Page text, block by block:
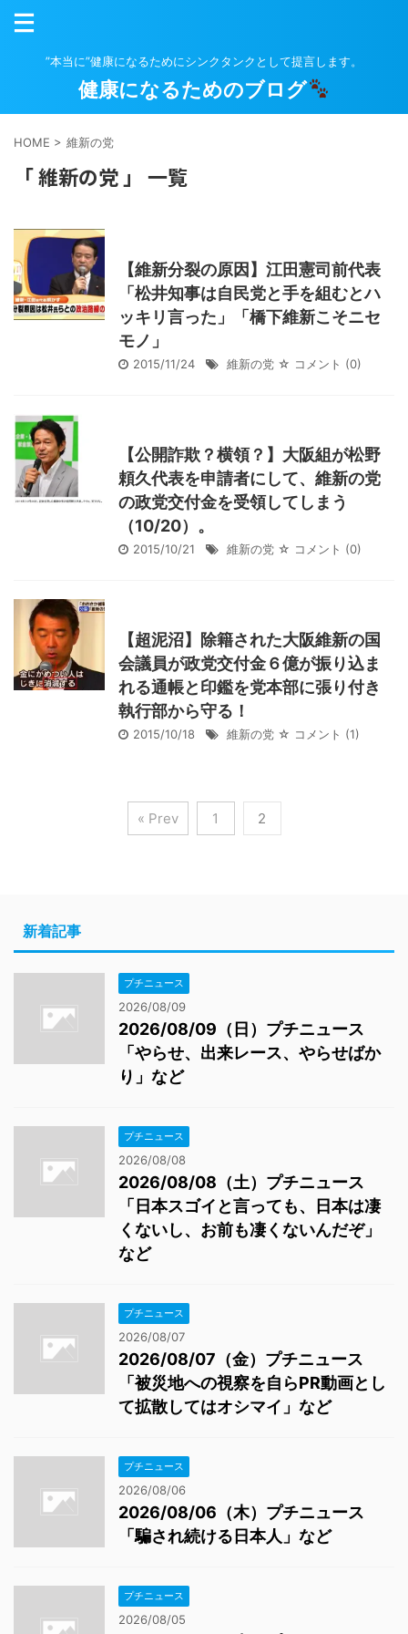
”本当に”健康になるためにシンクタンクとして提言します。
健康になるためのブログ
HOME > 維新の党
「 維新の党 」 一覧
【維新分裂の原因】江田憲司前代表
「松井知事は自民党と手を組むとハ
ッキリ言った」「橋下維新こそニセ
モノ」
2015/11/24 維新の党 ☆ コメント (0)
【公開詐欺？横領？】大阪組が松野
頼久代表を申請者にして、維新の党
の政党交付金を受領してしまう
（10/20）。
2015/10/21 維新の党 ☆ コメント (0)
【超泥沼】除籍された大阪維新の国
会議員が政党交付金６億が振り込ま
れる通帳と印鑑を党本部に張り付き
執行部から守る！
2015/10/18 維新の党 ☆ コメント (1)
« Prev 1 2
新着記事
プチニュース
2026/08/09
2026/08/09（日）プチニュース
「やらせ、出来レース、やらせばか
り」など
プチニュース
2026/08/08
2026/08/08（土）プチニュース
「日本スゴイと言っても、日本は凄
くないし、お前も凄くないんだぞ」
など
プチニュース
2026/08/07
2026/08/07（金）プチニュース
「被災地への視察を自らPR動画とし
て拡散してはオシマイ」など
プチニュース
2026/08/06
2026/08/06（木）プチニュース
「騙され続ける日本人」など
プチニュース
2026/08/05